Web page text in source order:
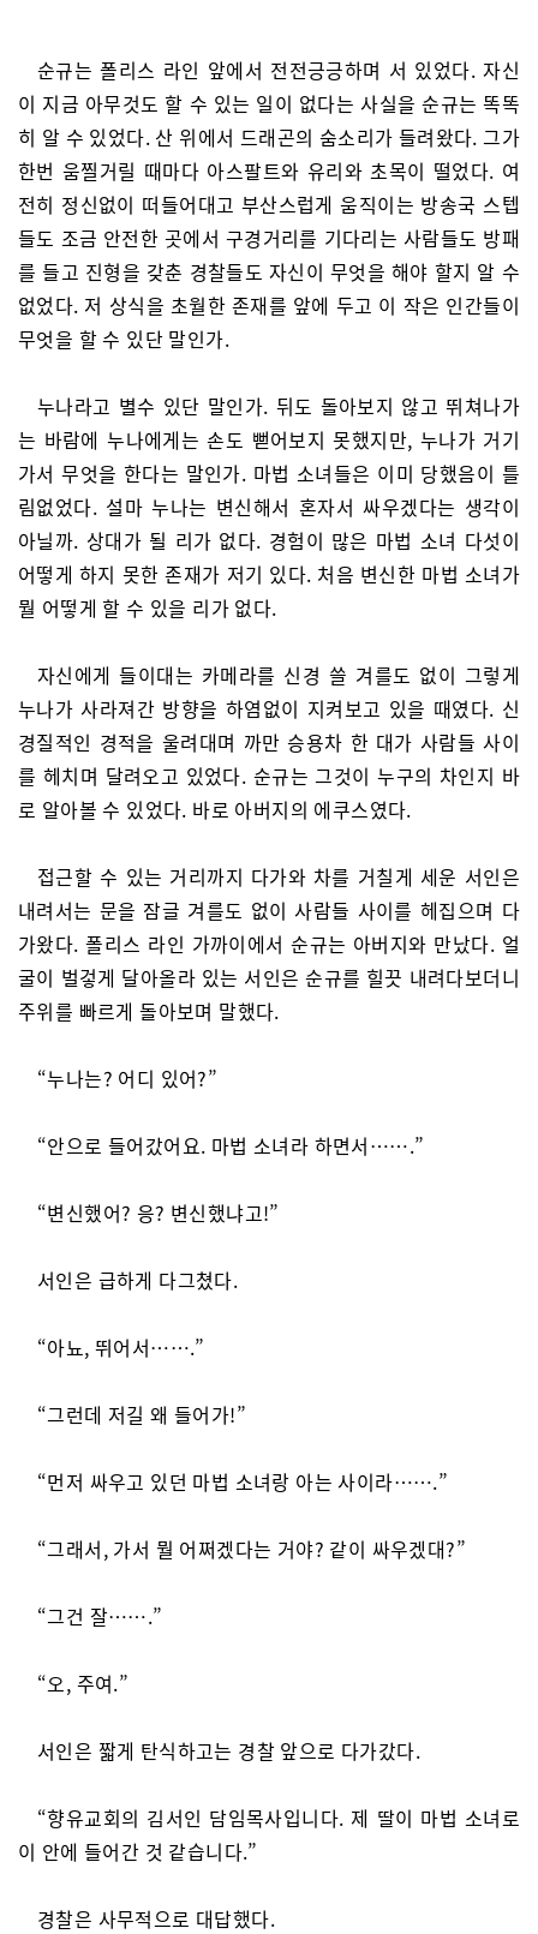
순규는 폴리스 라인 앞에서 전전긍긍하며 서 있었다. 자신
이 지금 아무것도 할 수 있는 일이 없다는 사실을 순규는 똑똑
히 알 수 있었다. 산 위에서 드래곤의 숨소리가 들려왔다. 그가
한번 움찔거릴 때마다 아스팔트와 유리와 초목이 떨었다. 여
전히 정신없이 떠들어대고 부산스럽게 움직이는 방송국 스텝
들도 조금 안전한 곳에서 구경거리를 기다리는 사람들도 방패
를 들고 진형을 갖춘 경찰들도 자신이 무엇을 해야 할지 알 수
없었다. 저 상식을 초월한 존재를 앞에 두고 이 작은 인간들이
무엇을 할 수 있단 말인가.
누나라고 별수 있단 말인가. 뒤도 돌아보지 않고 뛰쳐나가
는 바람에 누나에게는 손도 뻗어보지 못했지만, 누나가 거기
가서 무엇을 한다는 말인가. 마법 소녀들은 이미 당했음이 틀
림없었다. 설마 누나는 변신해서 혼자서 싸우겠다는 생각이
아닐까. 상대가 될 리가 없다. 경험이 많은 마법 소녀 다섯이
어떻게 하지 못한 존재가 저기 있다. 처음 변신한 마법 소녀가
뭘 어떻게 할 수 있을 리가 없다.
자신에게 들이대는 카메라를 신경 쓸 겨를도 없이 그렇게
누나가 사라져간 방향을 하염없이 지켜보고 있을 때였다. 신
경질적인 경적을 울려대며 까만 승용차 한 대가 사람들 사이
를 헤치며 달려오고 있었다. 순규는 그것이 누구의 차인지 바
로 알아볼 수 있었다. 바로 아버지의 에쿠스였다.
접근할 수 있는 거리까지 다가와 차를 거칠게 세운 서인은
내려서는 문을 잠글 겨를도 없이 사람들 사이를 헤집으며 다
가왔다. 폴리스 라인 가까이에서 순규는 아버지와 만났다. 얼
굴이 벌겋게 달아올라 있는 서인은 순규를 힐끗 내려다보더니
주위를 빠르게 돌아보며 말했다.
“누나는? 어디 있어?”
“안으로 들어갔어요. 마법 소녀라 하면서…….”
“변신했어? 응? 변신했냐고!”
서인은 급하게 다그쳤다.
“아뇨, 뛰어서…….”
“그런데 저길 왜 들어가!”
“먼저 싸우고 있던 마법 소녀랑 아는 사이라…….”
“그래서, 가서 뭘 어쩌겠다는 거야? 같이 싸우겠대?”
“그건 잘…….”
“오, 주여.”
서인은 짧게 탄식하고는 경찰 앞으로 다가갔다.
“향유교회의 김서인 담임목사입니다. 제 딸이 마법 소녀로
이 안에 들어간 것 같습니다.”
경찰은 사무적으로 대답했다.